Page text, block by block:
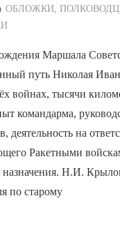
Дежурный по Редакции
ОБЛОЖКИ,
Маршала
путь Николая
войнах, тысячи
командарма,
деятельность на
Ракетными
назначения. Н.И.
по старому